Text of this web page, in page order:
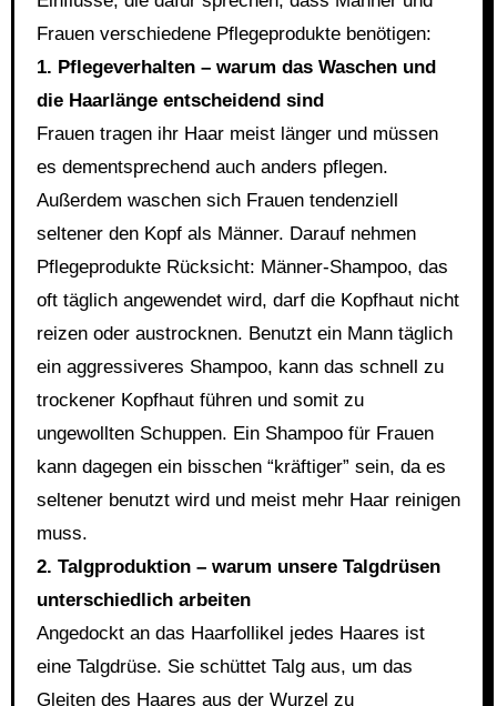
Frauen verschiedene Pflegeprodukte benötigen:
1. Pflegeverhalten – warum das Waschen und
die Haarlänge entscheidend sind
Frauen tragen ihr Haar meist länger und müssen
es dementsprechend auch anders pflegen.
Außerdem waschen sich Frauen tendenziell
seltener den Kopf als Männer. Darauf nehmen
Pflegeprodukte Rücksicht: Männer-Shampoo, das
oft täglich angewendet wird, darf die Kopfhaut nicht
reizen oder austrocknen. Benutzt ein Mann täglich
ein aggressiveres Shampoo, kann das schnell zu
trockener Kopfhaut führen und somit zu
ungewollten Schuppen. Ein Shampoo für Frauen
kann dagegen ein bisschen “kräftiger” sein, da es
seltener benutzt wird und meist mehr Haar reinigen
muss.
2. Talgproduktion – warum unsere Talgdrüsen
unterschiedlich arbeiten
Angedockt an das Haarfollikel jedes Haares ist
eine Talgdrüse. Sie schüttet Talg aus, um das
Gleiten des Haares aus der Wurzel zu